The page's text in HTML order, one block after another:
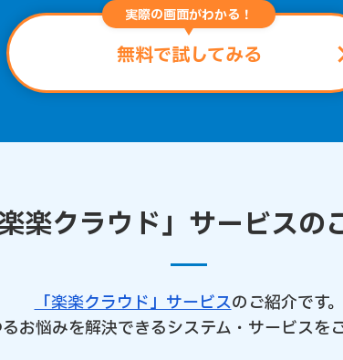
実際の画面がわかる！
無料で試してみる
楽楽クラウド」サービスの
「楽楽クラウド」サービスのご紹介です。
お悩みを解決できるシステム・サービスを